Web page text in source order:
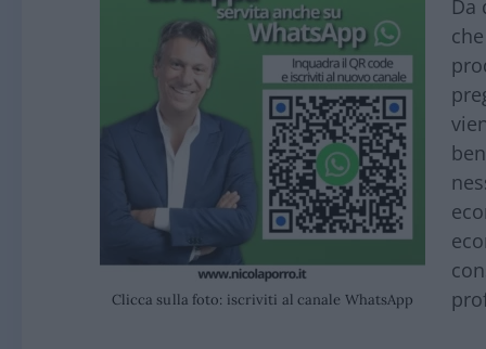
Clicca sulla foto: iscriviti al canale WhatsApp
Da